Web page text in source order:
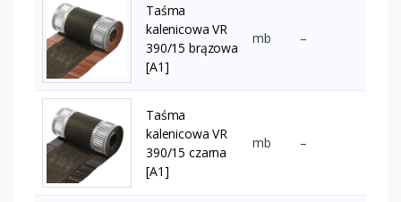
Taśma
kalenicowa VR
390/15 brązowa
[A1]
mb –
Taśma
kalenicowa VR
390/15 czarna
[A1]
mb –